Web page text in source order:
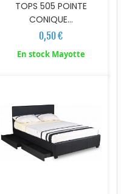
TOPS 505 POINTE
CONIQUE...
0,50 €
En stock Mayotte